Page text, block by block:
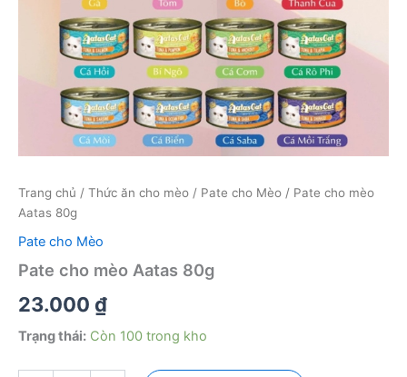
Trang chủ / Thức ăn cho mèo / Pate cho Mèo / Pate cho mèo
Aatas 80g
Pate cho Mèo
Pate cho mèo Aatas 80g
23.000 ₫
Trạng thái: Còn 100 trong kho